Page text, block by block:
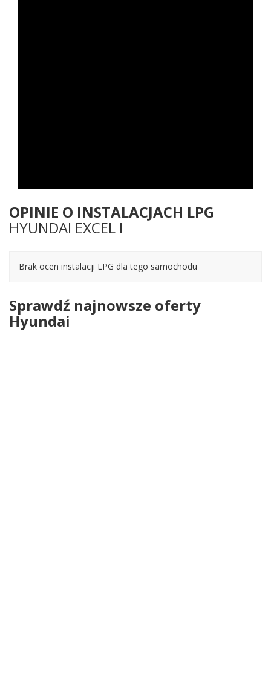
OPINIE O INSTALACJACH LPG
HYUNDAI EXCEL I
Brak ocen instalacji LPG dla tego samochodu
Sprawdź najnowsze oferty
Hyundai